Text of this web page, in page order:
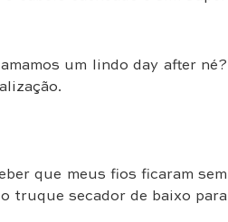
um lindo day after né?
que meus fios ficaram sem
truque secador de baixo para